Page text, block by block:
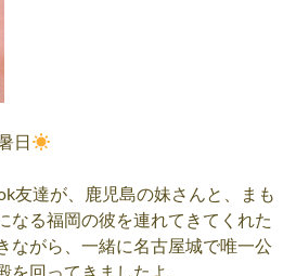
日
友達が、鹿児島の妹さんと、まも
なる福岡の彼を連れてきてくれた
ながら、一緒に名古屋城で唯一公
回ってきましたよ。